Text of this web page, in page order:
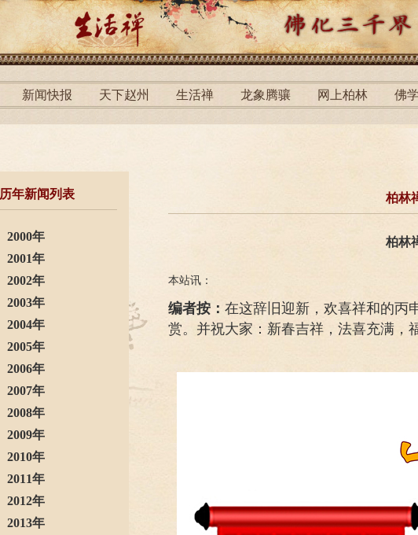
新闻快报 天下赵州 生活禅 龙象腾骧 网上柏林 佛
历年新闻列表
2000年
2001年
2002年
2003年
2004年
2005年
2006年
2007年
2008年
2009年
2010年
2011年
2012年
2013年
柏林
柏林
本站讯：
编者按： 在这辞旧迎新，欢喜祥和的丙
赏。并祝大家：新春吉祥，法喜充满，